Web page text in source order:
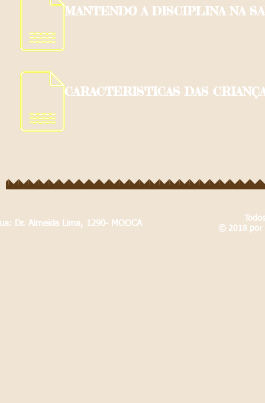
MANTENDO A DISCIPLINA NA
CARACTERISTICAS DAS
Dr. Almeida Lima, 1290- MOOCA
© 2018 por